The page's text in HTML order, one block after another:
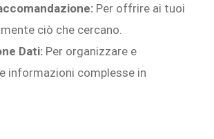
Per offrire ai tuoi
ciò che cercano.
Dati: Per organizzare e
informazioni complesse in